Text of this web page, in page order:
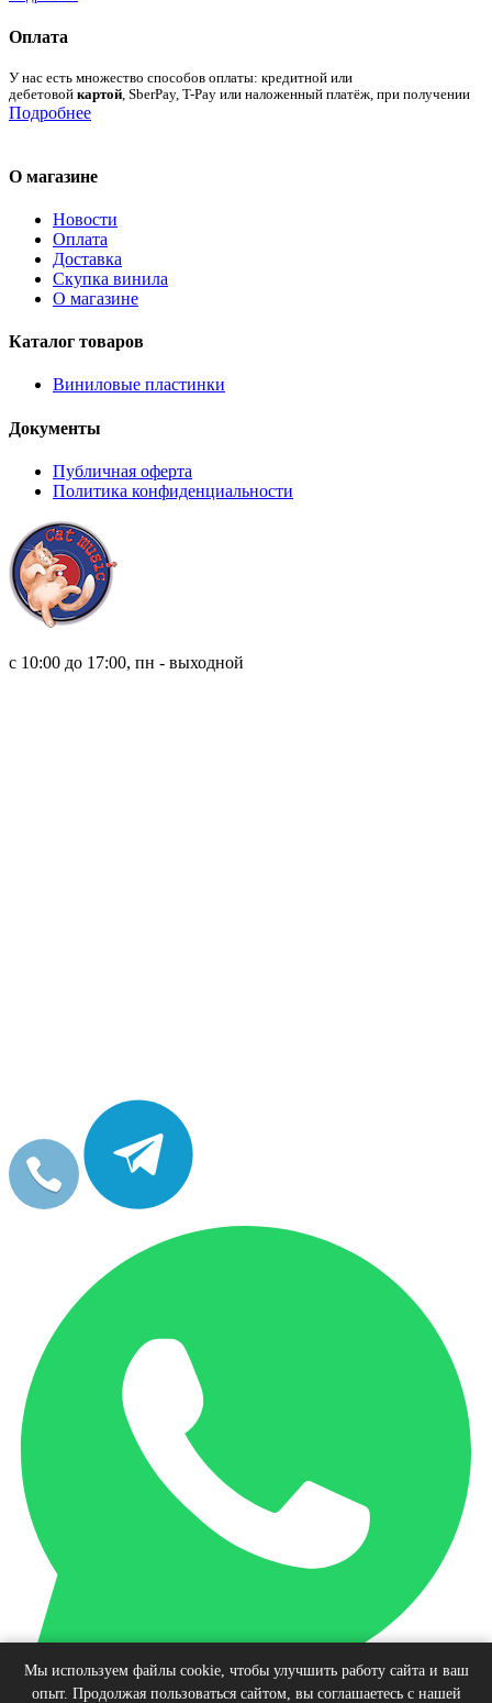
Оплата
У нас есть множество способов оплаты: кредитной или
дебетовой картой, SberPay, T-Pay или наложенный платёж, при получении
Подробнее
О магазине
Новости
Оплата
Доставка
Скупка винила
О магазине
Каталог товаров
Виниловые пластинки
Документы
Публичная оферта
Политика конфиденциальности
с 10:00 до 17:00, пн - выходной
Мы используем файлы cookie, чтобы улучшить работу сайта и ваш
опыт. Продолжая пользоваться сайтом, вы соглашаетесь с нашей